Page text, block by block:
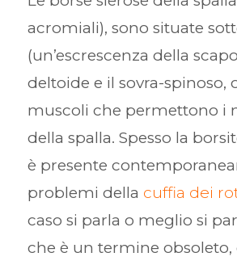
acromiali), sono situate
(un’escrescenza della
deltoide e il sovra-spinoso,
muscoli che permettono i
della spalla. Spesso la
è presente
problemi della cuffia dei
caso si parla o meglio si
che è un termine obsoleto,